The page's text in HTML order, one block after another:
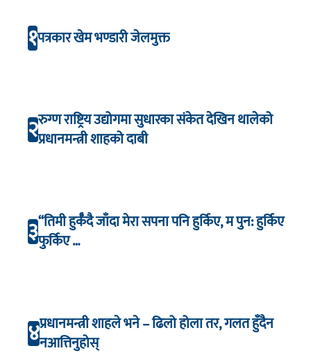
१पत्रकार खेम भण्डारी जेलमुक्त
२रुग्ण राष्ट्रिय उद्योगमा सुधारका संकेत देखिन थालेको
प्रधानमन्त्री शाहको दाबी
३“तिमी हुर्कँदै जाँदा मेरा सपना पनि हुर्किए, म पुन: हुर्किए
फुर्किए …
४प्रधानमन्त्री शाहले भने – ढिलो होला तर, गलत हुँदैन
नआत्तिनुहोस्